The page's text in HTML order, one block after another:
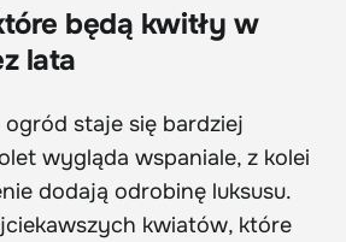
będą kwitły w
lata
staje się bardziej
wygląda wspaniale, z kolei
dodają odrobinę luksusu.
kwiatów, które